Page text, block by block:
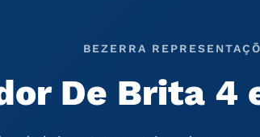
BEZERRA
De Brita 4